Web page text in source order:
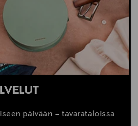
päivään – tavarataloissa